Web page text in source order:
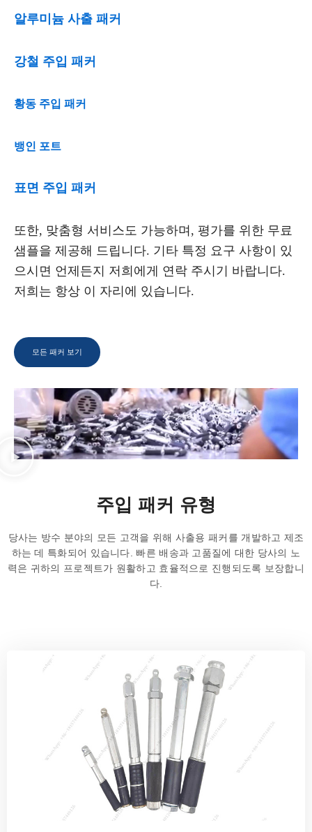
알루미늄 사출 패커
강철 주입 패커
황동 주입 패커
뱅인 포트
표면 주입 패커
또한, 맞춤형 서비스도 가능하며, 평가를 위한 무료
샘플을 제공해 드립니다. 기타 특정 요구 사항이 있
으시면 언제든지 저희에게 연락 주시기 바랍니다.
저희는 항상 이 자리에 있습니다.
모든 패커 보기
주입 패커 유형
당사는 방수 분야의 모든 고객을 위해 사출용 패커를 개발하고 제조
하는 데 특화되어 있습니다. 빠른 배송과 고품질에 대한 당사의 노
력은 귀하의 프로젝트가 원활하고 효율적으로 진행되도록 보장합니
다.